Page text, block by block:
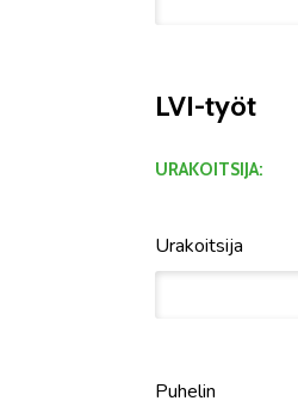
LVI-työt
URAKOITSIJA:
Urakoitsija
Puhelin